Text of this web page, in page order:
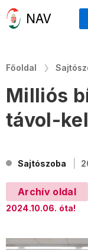
Főoldal
Milliós
távol-
Sajtószoba
Archív oldal
2024.10.06. óta!